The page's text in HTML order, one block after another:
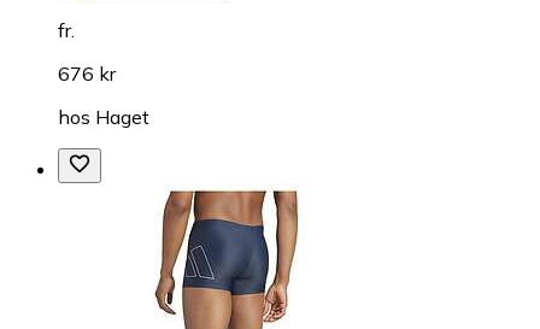
fr.
676 kr
hos Haget